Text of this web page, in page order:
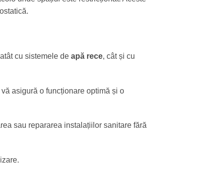
cu sistemele de apă rece, cât și cu
asigură o funcționare optimă și o
sau repararea instalațiilor sanitare fără